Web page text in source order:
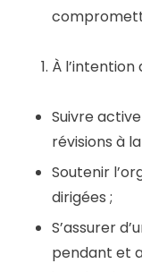
À l’intention
Suivre
révisions à
Soutenir
dirigées ;
S’assurer
pendant et